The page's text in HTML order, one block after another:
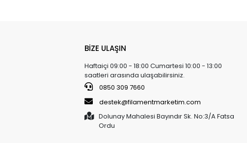
BİZE ULAŞIN
Haftaiçi 09:00 - 18:00 Cumartesi 10:00 - 13:00
saatleri arasında ulaşabilirsiniz.
0850 309 7660
destek@filamentmarketim.com
Dolunay Mahalesi Bayındır Sk. No:3/A Fatsa
Ordu